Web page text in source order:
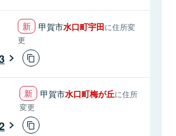
甲賀市水口町宇田に住所変
更
甲賀市水口町梅が丘に住所
変更